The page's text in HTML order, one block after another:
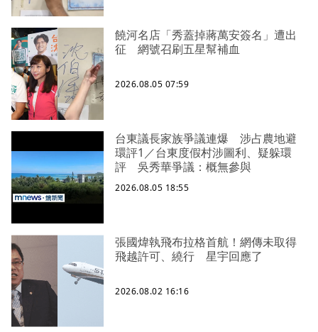
饒河名店「秀蓋掉蔣萬安簽名」遭出
征 網號召刷五星幫補血
2026.08.05 07:59
台東議長家族爭議連爆 涉占農地避
環評1／台東度假村涉圖利、疑躲環
評 吳秀華爭議：概無參與
2026.08.05 18:55
張國煒執飛布拉格首航！網傳未取得
飛越許可、繞行 星宇回應了
2026.08.02 16:16